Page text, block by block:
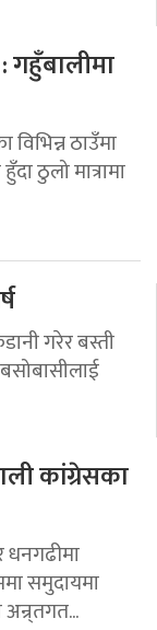
गहुँबालीमा
ठाउँमा
ठुलो मात्रामा
गरेर बस्ती
कांग्रेसका
समुदायमा
अन्र्तगत...